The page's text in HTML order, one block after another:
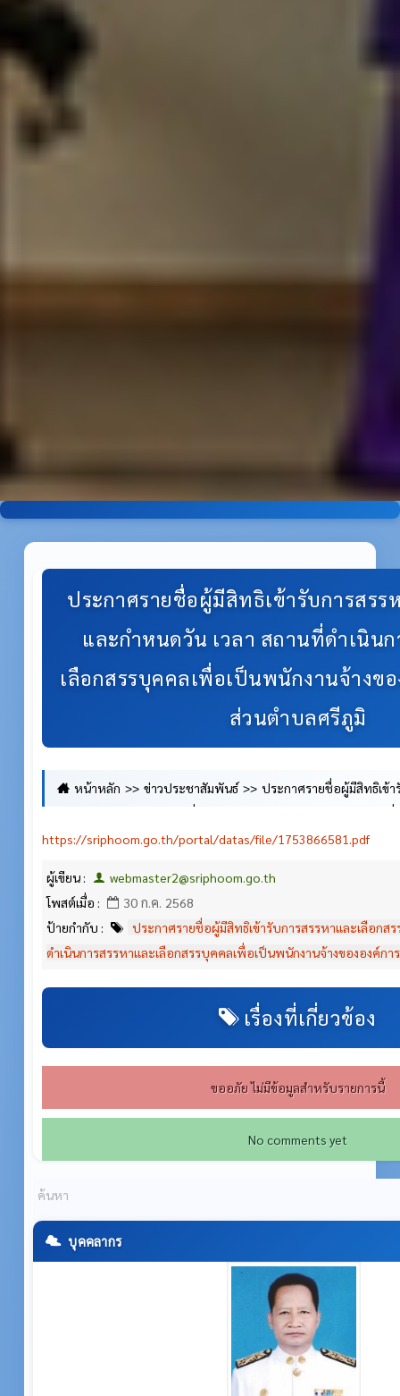
ประกาศรายชื่อผู้มีสิทธิเข้ารับการสรร
และกำหนดวัน เวลา สถานที่ดำเนิน
เลือกสรรบุคคลเพื่อเป็นพนักงานจ้างข
ส่วนตำบลศรีภูมิ
หน้าหลัก ข่าวประชาสัมพันธ์
ประกาศรายชื่อผู้มีสิทธิเข้า
องค์การบริหารส่วนตำบลศรีภูมิ
https://sriphoom.go.th/portal/datas/file/1753866581.pdf
ผู้เขียน :
webmaster2@sriphoom.go.th
โพสต์เมื่อ :
30 ก.ค. 2568
ป้ายกำกับ :
ประกาศรายชื่อผู้มีสิทธิเข้ารับการสรรหาและเลือกส
ดำเนินการสรรหาและเลือกสรรบุคคลเพื่อเป็นพนักงานจ้างขององค์ก
เรื่องที่เกี่ยวข้อง
ขออภัย ไม่มีข้อมูลสำหรับรายการนี้
No comments yet
บุคคลากร